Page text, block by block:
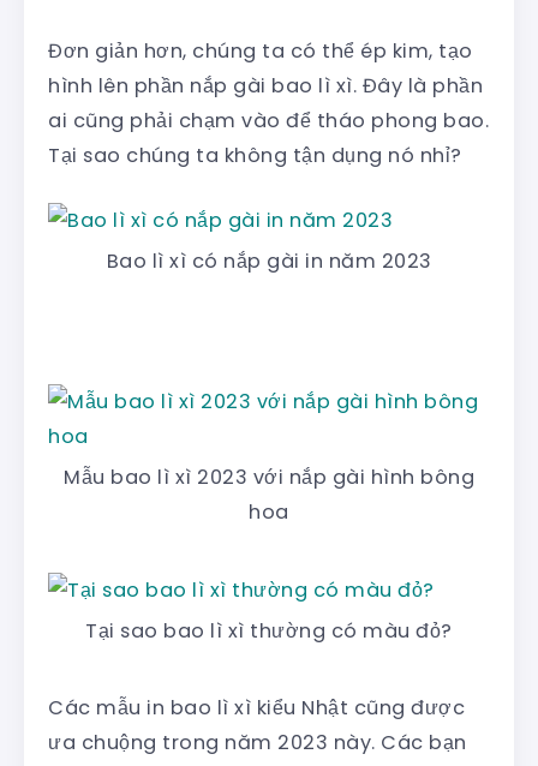
Đơn giản hơn, chúng ta có thể ép kim, tạo
hình lên phần nắp gài bao lì xì. Đây là phần
ai cũng phải chạm vào để tháo phong bao.
Tại sao chúng ta không tận dụng nó nhỉ?
Bao lì xì có nắp gài in năm 2023
Mẫu bao lì xì 2023 với nắp gài hình bông
hoa
Tại sao bao lì xì thường có màu đỏ?
Các mẫu in bao lì xì kiểu Nhật cũng được
ưa chuộng trong năm 2023 này. Các bạn